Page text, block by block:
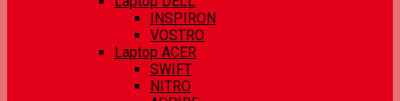
INSPIRON
VOSTRO
Laptop ACER
SWIFT
NITRO